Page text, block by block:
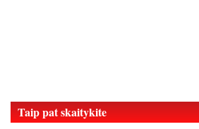
Taip pat skaitykite